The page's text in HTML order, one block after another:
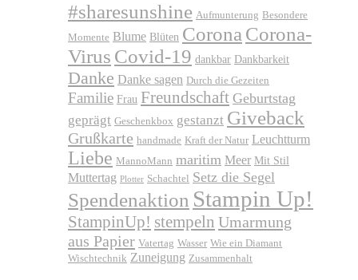
#sharesunshine Aufmunterung Besondere
Momente Blume Blüten CoronaCorona-
Virus Covid-19 dankbar Dankbarkeit
Danke Danke sagen Durch die Gezeiten
Familie Frau Freundschaft Geburtstag
geprägt Geschenkbox gestanzt Giveback
Grußkarte handmade Kraft der Natur Leuchtturm
Liebe MannoMann maritim Meer Mit Stil
Muttertag Plotter Schachtel Setz die Segel
Spendenaktion Stampin Up!
StampinUp! stempeln Umarmung
aus Papier Vatertag Wasser Wie ein Diamant
Wischtechnik Zuneigung Zusammenhalt